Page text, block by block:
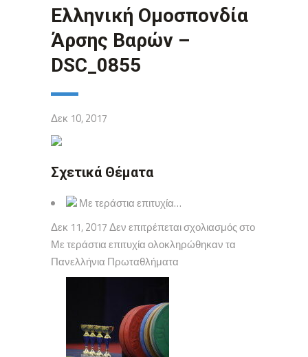
Ελληνική Ομοσπονδία
Άρσης Βαρών –
DSC_0855
Δεκ 10, 2017
Σχετικά Θέματα
Με τεράστια επιτυχία…
Δεκ 11, 2017 Δεν επιτρέπεται σχολιασμός στο
Με τεράστια επιτυχία ολοκληρώθηκαν τα
Πανελλήνια Πρωταθλήματα